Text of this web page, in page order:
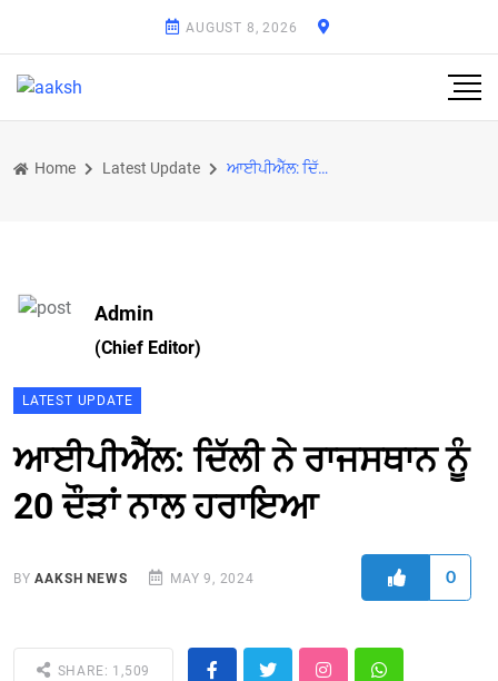
AUGUST 8, 2026
Home Latest Update ਆਈਪੀਐੱਲ: ਦਿੱਲੀ ਨੇ ਰਾਜਸਥਾਨ ਨੂੰ 20 ਦੌੜਾਂ ਨਾਲ ਹਰਾਇਆ
Admin
(Chief Editor)
LATEST UPDATE
ਆਈਪੀਐੱਲ: ਦਿੱਲੀ ਨੇ ਰਾਜਸਥਾਨ ਨੂੰ
20 ਦੌੜਾਂ ਨਾਲ ਹਰਾਇਆ
BYAAKSH NEWS MAY 9, 2024 0
SHARE: 1,509